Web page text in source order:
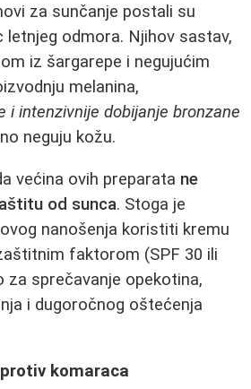
za sunčanje postali su
odmora. Njihov sastav,
iz šargarepe i negujućim
melanina,
i intenzivnije dobijanje bronzane
neguju kožu.
većina ovih preparata ne
od sunca. Stoga je
nanošenja koristiti kremu
faktorom (SPF 30 ili
za sprečavanje opekotina,
i dugoročnog oštećenja
komaraca